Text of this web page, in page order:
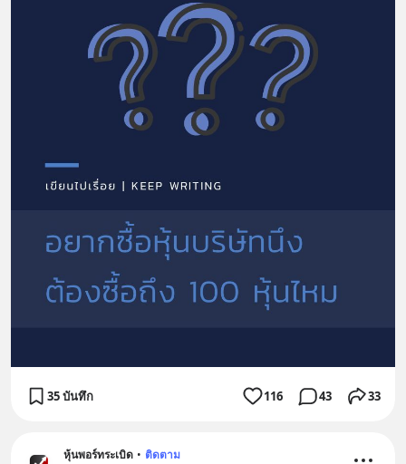
35 บันทึก 116 43 33
หุ้นพอร์ทระเบิด • ติดตาม